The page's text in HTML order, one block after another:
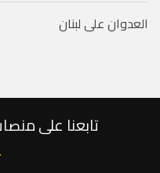
العدوان على لبنان
تابعنا على